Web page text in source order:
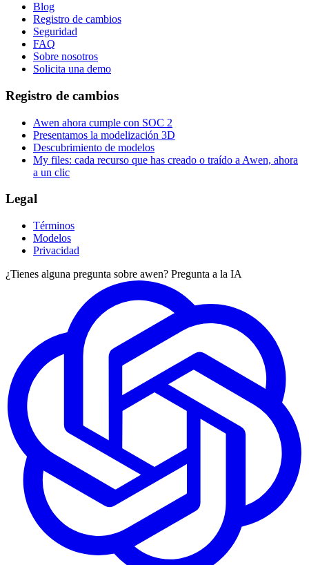
Blog
Registro de cambios
Seguridad
FAQ
Sobre nosotros
Solicita una demo
Registro de cambios
Awen ahora cumple con SOC 2
Presentamos la modelización 3D
Descubrimiento de modelos
My files: cada recurso que has creado o traído a Awen, ahora
a un clic
Legal
Términos
Modelos
Privacidad
¿Tienes alguna pregunta sobre awen? Pregunta a la IA